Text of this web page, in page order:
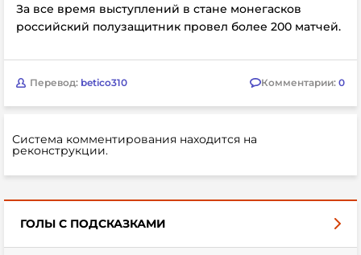
За все время выступлений в стане монегасков
российский полузащитник провел более 200 матчей.
Перевод: betico310 Комментарии: 0
Система комментирования находится на
реконструкции.
ГОЛЫ С ПОДСКАЗКАМИ